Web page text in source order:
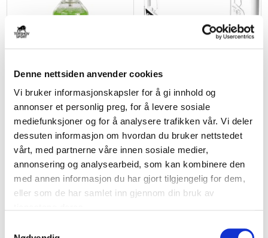
Denne nettsiden anvender cookies
Vi bruker informasjonskapsler for å gi innhold og
annonser et personlig preg, for å levere sosiale
mediefunksjoner og for å analysere trafikken vår. Vi deler
dessuten informasjon om hvordan du bruker nettstedet
vårt, med partnerne våre innen sosiale medier,
annonsering og analysearbeid, som kan kombinere den
med annen informasjon du har gjort tilgjengelig for dem,
eller som de har samlet inn gjennom din bruk av
MOHAWKE
Visirspray
CCM
FV1 Full Hockeyvisir